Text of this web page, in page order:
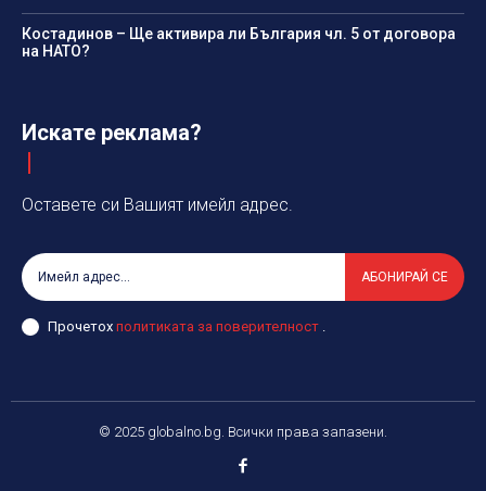
Костадинов – Ще активира ли България чл. 5 от договора
на НАТО?
Искате реклама?
Оставете си Вашият имейл адрес.
АБОНИРАЙ СЕ
Прочетох политиката за поверителност
© 2025 globalno.bg. Всички права запазени.